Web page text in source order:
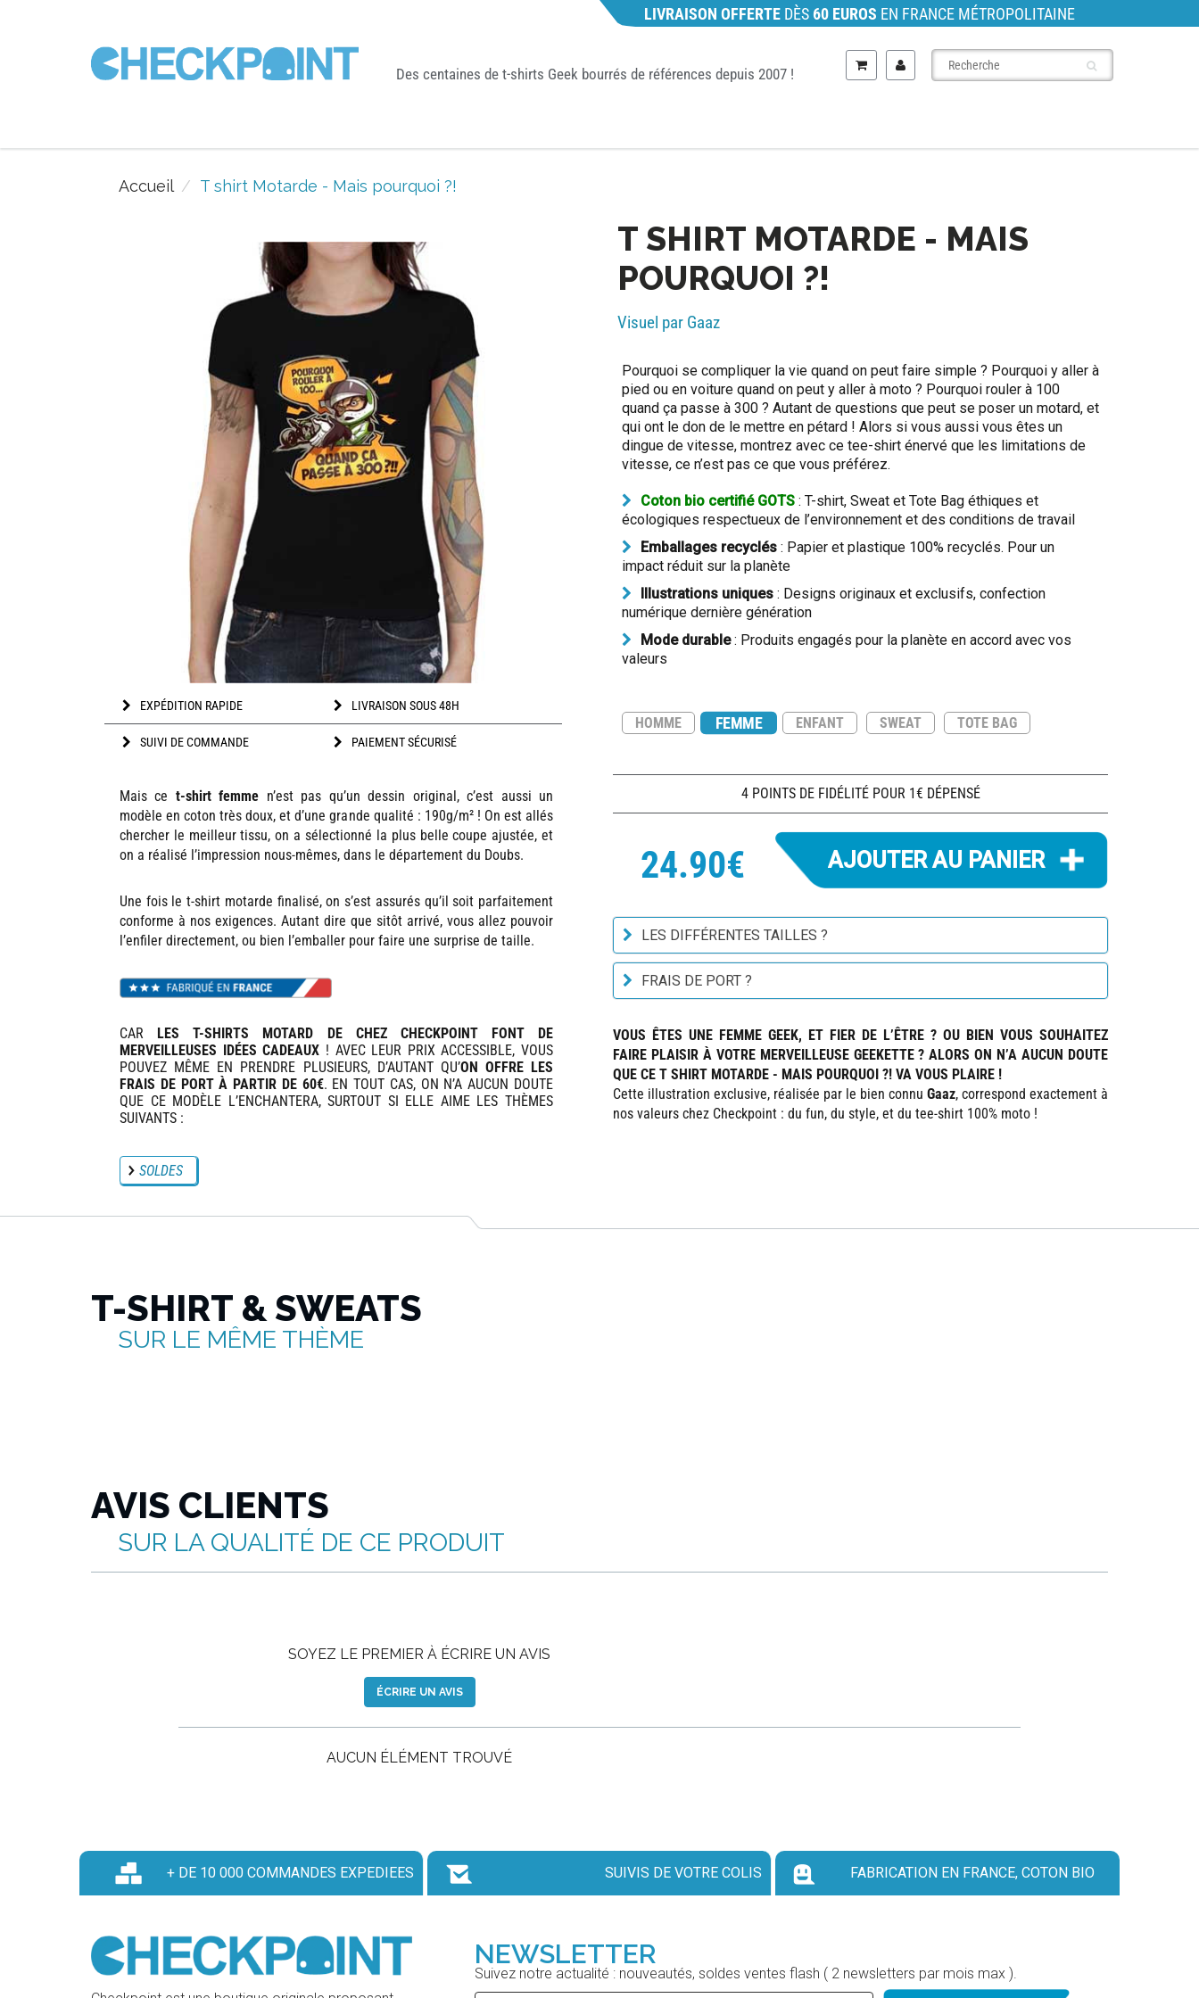
LIVRAISON OFFERTE DÈS60 EUROS EN FRANCE MÉTROPOLITAINE
Des centaines de t-shirts Geek bourrés de références depuis 2007 !
Accueil T shirt Motarde - Mais pourquoi ?!
EXPÉDITION RAPIDE LIVRAISON SOUS 48H
SUIVI DE COMMANDE PAIEMENT SÉCURISÉ
Mais ce t-shirt femme n’est pas qu’un dessin original, c’est aussi un
modèle en coton très doux, et d’une grande qualité : 190g/m² ! On est allés
chercher le meilleur tissu, on a sélectionné la plus belle coupe ajustée, et
on a réalisé l’impression nous-mêmes, dans le département du Doubs.
Une fois le t-shirt motarde finalisé, on s’est assurés qu’il soit parfaitement
conforme à nos exigences. Autant dire que sitôt arrivé, vous allez pouvoir
l’enfiler directement, ou bien l’emballer pour faire une surprise de taille.
CAR
LES T-SHIRTS MOTARD DE CHEZ CHECKPOINT FONT DE
MERVEILLEUSES IDÉES CADEAUX ! AVEC LEUR PRIX ACCESSIBLE, VOUS
POUVEZ MÊME EN PRENDRE PLUSIEURS, D’AUTANT QU’ON OFFRE LES
FRAIS DE PORT À PARTIR DE 60€. EN TOUT CAS, ON N’A AUCUN DOUTE
QUE CE MODÈLE L’ENCHANTERA, SURTOUT SI ELLE AIME LES THÈMES
SUIVANTS :
SOLDES
T SHIRT MOTARDE - MAIS
POURQUOI ?!
Visuel par Gaaz
Pourquoi se compliquer la vie quand on peut faire simple ? Pourquoi y aller à
pied ou en voiture quand on peut y aller à moto ? Pourquoi rouler à 100
quand ça passe à 300 ? Autant de questions que peut se poser un motard, et
qui ont le don de le mettre en pétard ! Alors si vous aussi vous êtes un
dingue de vitesse, montrez avec ce tee-shirt énervé que les limitations de
vitesse, ce n’est pas ce que vous préférez.
Coton bio certifié GOTS : T-shirt, Sweat et Tote Bag éthiques et
écologiques respectueux de l’environnement et des conditions de travail
Emballages recyclés : Papier et plastique 100% recyclés. Pour un
impact réduit sur la planète
Illustrations uniques : Designs originaux et exclusifs, confection
numérique dernière génération
Mode durable: Produits engagés pour la planète en accord avec vos
valeurs
HOMME FEMME ENFANT SWEAT TOTE BAG
4 POINTS DE FIDÉLITÉ POUR 1€ DÉPENSÉ
24.90€
LES DIFFÉRENTES TAILLES ?
FRAIS DE PORT ?
VOUS ÊTES UNE FEMME GEEK, ET FIER DE L’ÊTRE ? OU BIEN VOUS SOUHAITEZ
FAIRE PLAISIR À VOTRE MERVEILLEUSE GEEKETTE ? ALORS ON N’A AUCUN DOUTE
QUE CE T SHIRT MOTARDE - MAIS POURQUOI ?! VA VOUS PLAIRE !
Cette illustration exclusive, réalisée par le bien connu Gaaz, correspond exactement à
nos valeurs chez Checkpoint : du fun, du style, et du tee-shirt 100% moto !
T-SHIRT & SWEATS
SUR LE MÊME THÈME
AVIS CLIENTS
SUR LA QUALITÉ DE CE PRODUIT
SOYEZ LE PREMIER À ÉCRIRE UN AVIS
ÉCRIRE UN AVIS
AUCUN ÉLÉMENT TROUVÉ
+ DE 10 000 COMMANDES EXPEDIEES SUIVIS DE VOTRE COLIS FABRICATION EN FRANCE, COTON BIO
NEWSLETTER
Suivez notre actualité : nouveautés, soldes ventes flash ( 2 newsletters par mois max ).